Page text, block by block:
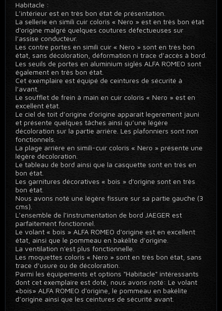
Habitacle :
L’intérieur est en très bon état de présentation.
La sellerie en simili cuir coloris « Nero » est en très bon état
d'origine malgré quelques coutures défectueuses sur
l’assise conducteur.
Les contre portes en simili cuir « Nero » sont en très bon
état, sans décoloration, déformation ni trace d’accès à bord.
Les seuils de portes en aluminium siglés ALFA ROMEO sont
également en très bon état.
Cet exemplaire est équipé de ceintures de sécurité à
l’avant.
Le soufflet de frein à main en cuir coloris « Nero » est en
excellent état.
Le ciel de toit d’origine d'origine apparait legerement jauni
et présente quelques tâches ainsi qu’une légère
décoloration sur la partie arrière. Les plafonniers sont non
fonctionnels.
La plage arrière en simili-cuir coloris « Nero » présente une
légère décoloration.
Le tableau de bord ainsi que la casquette sont en très en
bon état.
Les garnitures décoratives « bois » d'origine sont en très
bon état.
Nous avons noté une légère fissure sur sa partie gauche (3
cms).
L’ensemble de l’instrumentation de bord JAEGER est
parfaitement fonctionnel.
Le volant « bois » ALFA ROMEO d'origine est en excellent
état, ainsi que le pommeau en bakélite d’origine.
La ventilation n'est plus fonctionnelle.
Les moquettes coloris « Nero » sont en très bon état, sans
trace d’usure ou de décoloration.
Parmi les équipements et options "Habitacle" intéressants
dont cet exemplaire est doté, nous avons noté: Le volant
«bois» ALFA ROMEO d'origine, le pommeau en bakélite
d’origine ainsi que les ceintures de sécurité avant.